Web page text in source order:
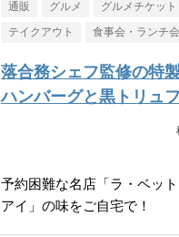
通販 グルメ グルメチケット
テイクアウト 食事会・ランチ会
落合務シェフ監修の特
ハンバーグと黒トリュ
予約困難な名店「ラ・ベッ
アイ」の味をご自宅で！